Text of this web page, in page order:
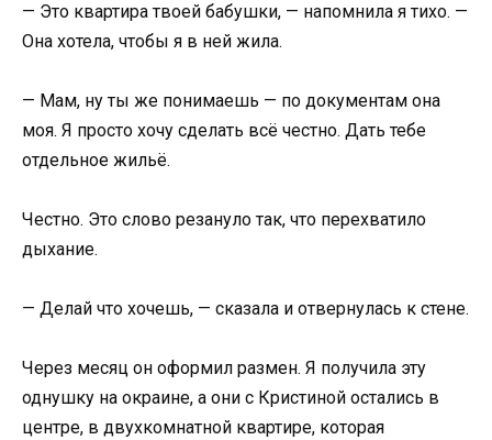
— Это квартира твоей бабушки, — напомнила я тихо. —
Она хотела, чтобы я в ней жила.
— Мам, ну ты же понимаешь — по документам она
моя. Я просто хочу сделать всё честно. Дать тебе
отдельное жильё.
Честно. Это слово резануло так, что перехватило
дыхание.
— Делай что хочешь, — сказала и отвернулась к стене.
Через месяц он оформил размен. Я получила эту
однушку на окраине, а они с Кристиной остались в
центре, в двухкомнатной квартире, которая